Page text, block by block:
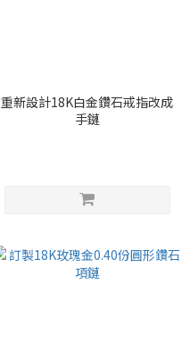
重新設計18K白金鑽石戒指改成
手鏈